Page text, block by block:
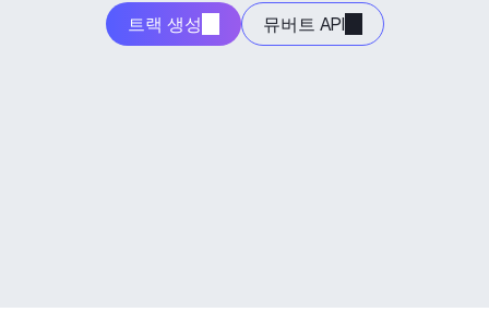
트랙 생성 뮤버트 API